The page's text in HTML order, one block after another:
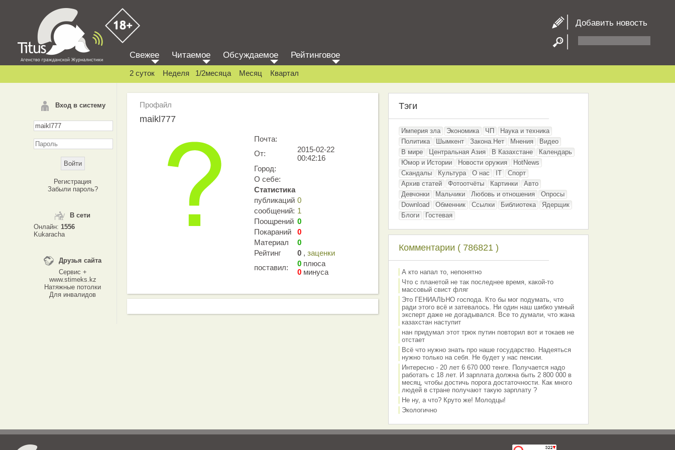
Добавить новость
Вход в систему
Регистрация
Забыли пароль?
В сети
Онлайн: 1556
Kukaracha
Друзья сайта
Сервис +
www.stimeks.kz
Натяжные потолки
Для инвалидов
Свежее Читаемое Обсуждаемое Рейтинговое
2 суток Неделя 1/2месяца Месяц Квартал
Профайл
maikl777
Почта:
От:
2015-02-22
00:42:16
Город:
О себе:
Статистика
публикаций 0
сообщений: 1
Поощрений 0
Покараний
0
Материал
0
Рейтинг
0 , заценки
поставил:
0 плюса
0 минуса
Тэги
Империя зла Экономика ЧП
Наука и техника
Политика
Шымкент Закона.Нет Мнения
Видео
В мире
Центральная Азия В Казахстане
Календарь
Юмор и Истории
Новости оружия
HotNews
Скандалы
Культура О нас IT
Спорт
Архив статей
Фотоотчёты Картинки
Авто
Девчонки
Мальчики Любовь и отношения
Опросы
Download
Обменник Ссылки Библиотека
Ядерщик
Блоги
Гостевая
Комментарии ( 786821 )
А кто напал то, непонятно
Что с планетой не так последнее время, какой-то
массовый свист фляг
Это ГЕНИАЛЬНО господа. Кто бы мог подумать, что
ради этого всё и затевалось. Ни один наш шибко умный
эксперт даже не догадывался. Все то думали, что жана
казахстан наступит
нан придумал этот трюк путин повторил вот и токаев не
отстает
Всё что нужно знать про наше государство. Надеяться
нужно только на себя. Не будет у нас пенсии.
Интересно - 20 лет 6 670 000 тенге. Получается надо
работать с 18 лет. И зарплата должна быть 2 800 000 в
месяц, чтобы достичь порога достаточности. Как много
людей в стране получают такую зарплату ?
Не ну, а что? Круто же! Молодцы!
Экологично